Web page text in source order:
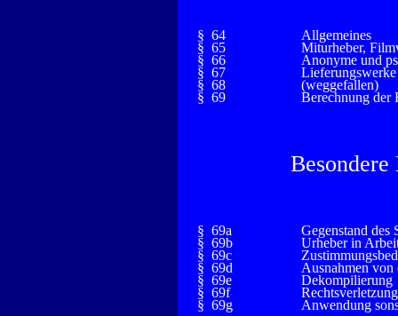
§ 64
Allgemeines
§ 65
Miturheber,
§ 66
Anonyme und
§ 67
Lieferungswerke
§ 68
(weggefallen)
§ 69
Berechnung der
§ 69a
Gegenstand des
§ 69b
Urheber in
§ 69c
§ 69d
Ausnahmen
§ 69e
Dekompilierung
§ 69f
§ 69g
Anwendung